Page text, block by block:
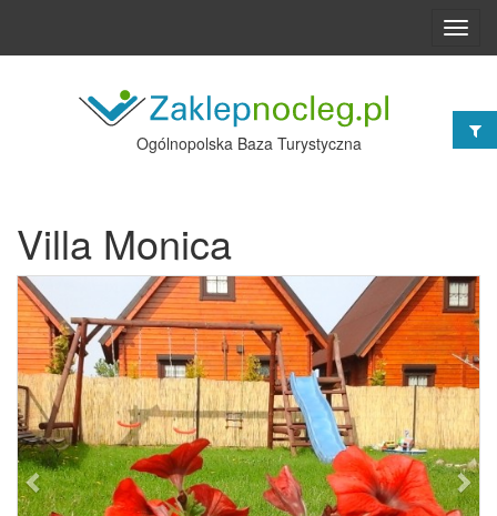
Ogólnopolska Baza Turystyczna
Villa Monica
Poprzednie